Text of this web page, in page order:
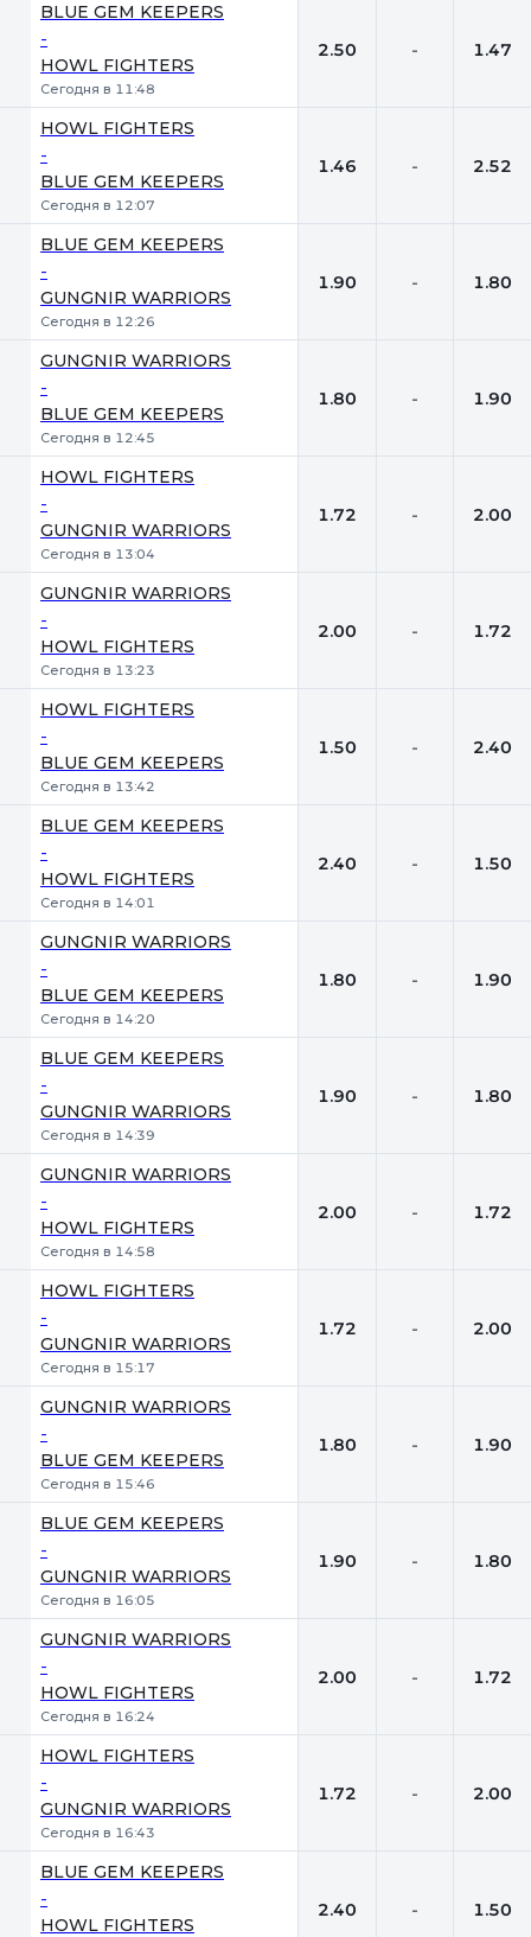
BLUE GEM KEEPERS
-
HOWL FIGHTERS
Сегодня в 11:48
2.50 - 1.47
HOWL FIGHTERS
-
BLUE GEM KEEPERS
Сегодня в 12:07
1.46 - 2.52
BLUE GEM KEEPERS
-
GUNGNIR WARRIORS
Сегодня в 12:26
1.90 - 1.80
GUNGNIR WARRIORS
-
BLUE GEM KEEPERS
Сегодня в 12:45
1.80 - 1.90
HOWL FIGHTERS
-
GUNGNIR WARRIORS
Сегодня в 13:04
1.72 - 2.00
GUNGNIR WARRIORS
-
HOWL FIGHTERS
Сегодня в 13:23
2.00 - 1.72
HOWL FIGHTERS
-
BLUE GEM KEEPERS
Сегодня в 13:42
1.50 - 2.40
BLUE GEM KEEPERS
-
HOWL FIGHTERS
Сегодня в 14:01
2.40 - 1.50
GUNGNIR WARRIORS
-
BLUE GEM KEEPERS
Сегодня в 14:20
1.80 - 1.90
BLUE GEM KEEPERS
-
GUNGNIR WARRIORS
Сегодня в 14:39
1.90 - 1.80
GUNGNIR WARRIORS
-
HOWL FIGHTERS
Сегодня в 14:58
2.00 - 1.72
HOWL FIGHTERS
-
GUNGNIR WARRIORS
Сегодня в 15:17
1.72 - 2.00
GUNGNIR WARRIORS
-
BLUE GEM KEEPERS
Сегодня в 15:46
1.80 - 1.90
BLUE GEM KEEPERS
-
GUNGNIR WARRIORS
Сегодня в 16:05
1.90 - 1.80
GUNGNIR WARRIORS
-
HOWL FIGHTERS
Сегодня в 16:24
2.00 - 1.72
HOWL FIGHTERS
-
GUNGNIR WARRIORS
Сегодня в 16:43
1.72 - 2.00
BLUE GEM KEEPERS
-
HOWL FIGHTERS
2.40 - 1.50